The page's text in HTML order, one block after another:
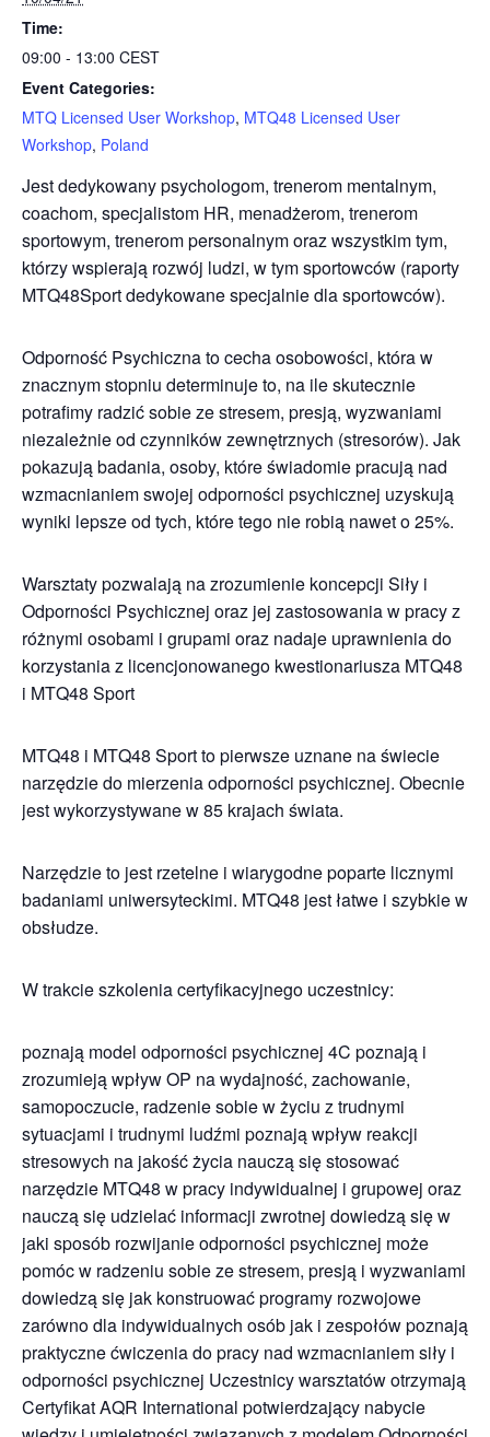
Time:
09:00 - 13:00 CEST
Event Categories:
MTQ Licensed User Workshop, MTQ48 Licensed User
Workshop, Poland
Jest dedykowany psychologom, trenerom mentalnym,
coachom, specjalistom HR, menadżerom, trenerom
sportowym, trenerom personalnym oraz wszystkim tym,
którzy wspierają rozwój ludzi, w tym sportowców (raporty
MTQ48Sport dedykowane specjalnie dla sportowców).
Odporność Psychiczna to cecha osobowości, która w
znacznym stopniu determinuje to, na ile skutecznie
potrafimy radzić sobie ze stresem, presją, wyzwaniami
niezależnie od czynników zewnętrznych (stresorów). Jak
pokazują badania, osoby, które świadomie pracują nad
wzmacnianiem swojej odporności psychicznej uzyskują
wyniki lepsze od tych, które tego nie robią nawet o 25%.
Warsztaty pozwalają na zrozumienie koncepcji Siły i
Odporności Psychicznej oraz jej zastosowania w pracy z
różnymi osobami i grupami oraz nadaje uprawnienia do
korzystania z licencjonowanego kwestionariusza MTQ48
i MTQ48 Sport
MTQ48 i MTQ48 Sport to pierwsze uznane na świecie
narzędzie do mierzenia odporności psychicznej. Obecnie
jest wykorzystywane w 85 krajach świata.
Narzędzie to jest rzetelne i wiarygodne poparte licznymi
badaniami uniwersyteckimi. MTQ48 jest łatwe i szybkie w
obsłudze.
W trakcie szkolenia certyfikacyjnego uczestnicy:
poznają model odporności psychicznej 4C poznają i
zrozumieją wpływ OP na wydajność, zachowanie,
samopoczucie, radzenie sobie w życiu z trudnymi
sytuacjami i trudnymi ludźmi poznają wpływ reakcji
stresowych na jakość życia nauczą się stosować
narzędzie MTQ48 w pracy indywidualnej i grupowej oraz
nauczą się udzielać informacji zwrotnej dowiedzą się w
jaki sposób rozwijanie odporności psychicznej może
pomóc w radzeniu sobie ze stresem, presją i wyzwaniami
dowiedzą się jak konstruować programy rozwojowe
zarówno dla indywidualnych osób jak i zespołów poznają
praktyczne ćwiczenia do pracy nad wzmacnianiem siły i
odporności psychicznej Uczestnicy warsztatów otrzymają
Certyfikat AQR International potwierdzający nabycie